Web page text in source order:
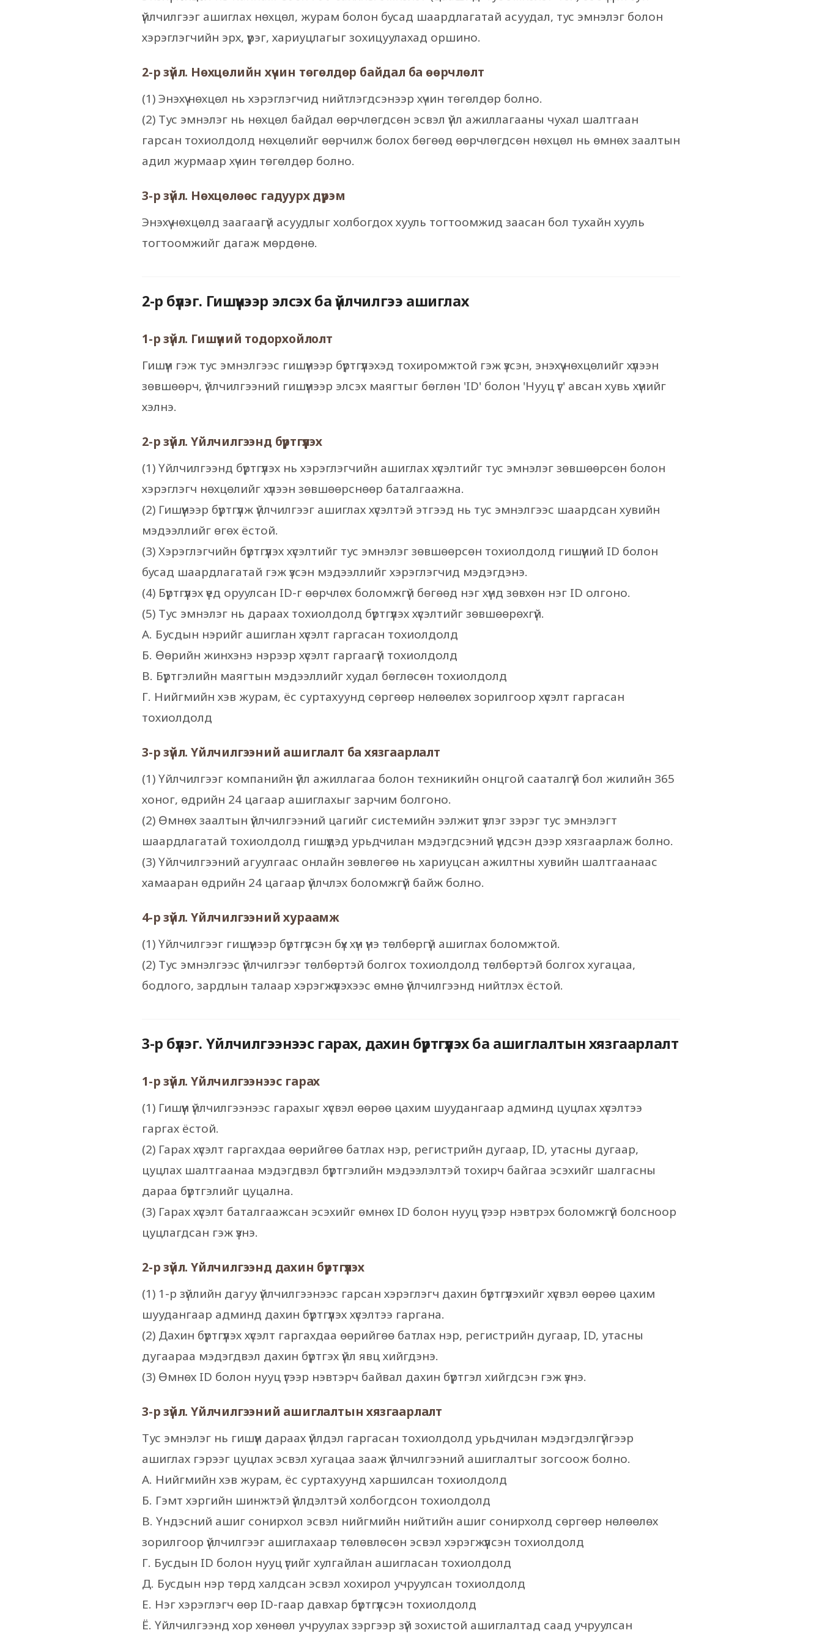
үйлчилгээг ашиглах нөхцөл, журам болон бусад шаардлагатай асуудал, тус эмнэлэг болон
хэрэглэгчийн эрх, үүрэг, хариуцлагыг зохицуулахад оршино.
2-р зүйл. Нөхцөлийн хүчин төгөлдөр байдал ба өөрчлөлт
(1) Энэхүү нөхцөл нь хэрэглэгчид нийтлэгдсэнээр хүчин төгөлдөр болно.
(2) Тус эмнэлэг нь нөхцөл байдал өөрчлөгдсөн эсвэл үйл ажиллагааны чухал шалтгаан
гарсан тохиолдолд нөхцөлийг өөрчилж болох бөгөөд өөрчлөгдсөн нөхцөл нь өмнөх заалтын
адил журмаар хүчин төгөлдөр болно.
3-р зүйл. Нөхцөлөөс гадуурх дүрэм
Энэхүү нөхцөлд заагаагүй асуудлыг холбогдох хууль тогтоомжид заасан бол тухайн хууль
тогтоомжийг дагаж мөрдөнө.
2-р бүлэг. Гишүүнээр элсэх ба үйлчилгээ ашиглах
1-р зүйл. Гишүүний тодорхойлолт
Гишүүн гэж тус эмнэлгээс гишүүнээр бүртгүүлэхэд тохиромжтой гэж үзсэн, энэхүү нөхцөлийг хүлээн
зөвшөөрч, үйлчилгээний гишүүнээр элсэх маягтыг бөглөн 'ID' болон 'Нууц үг' авсан хувь хүнийг
хэлнэ.
2-р зүйл. Үйлчилгээнд бүртгүүлэх
(1) Үйлчилгээнд бүртгүүлэх нь хэрэглэгчийн ашиглах хүсэлтийг тус эмнэлэг зөвшөөрсөн болон
хэрэглэгч нөхцөлийг хүлээн зөвшөөрснөөр баталгаажна.
(2) Гишүүнээр бүртгүүлж үйлчилгээг ашиглах хүсэлтэй этгээд нь тус эмнэлгээс шаардсан хувийн
мэдээллийг өгөх ёстой.
(3) Хэрэглэгчийн бүртгүүлэх хүсэлтийг тус эмнэлэг зөвшөөрсөн тохиолдолд гишүүний ID болон
бусад шаардлагатай гэж үзсэн мэдээллийг хэрэглэгчид мэдэгдэнэ.
(4) Бүртгүүлэх үед оруулсан ID-г өөрчлөх боломжгүй бөгөөд нэг хүнд зөвхөн нэг ID олгоно.
(5) Тус эмнэлэг нь дараах тохиолдолд бүртгүүлэх хүсэлтийг зөвшөөрөхгүй.
А. Бусдын нэрийг ашиглан хүсэлт гаргасан тохиолдолд
Б. Өөрийн жинхэнэ нэрээр хүсэлт гаргаагүй тохиолдолд
В. Бүртгэлийн маягтын мэдээллийг худал бөглөсөн тохиолдолд
Г. Нийгмийн хэв журам, ёс суртахуунд сөргөөр нөлөөлөх зорилгоор хүсэлт гаргасан
тохиолдолд
3-р зүйл. Үйлчилгээний ашиглалт ба хязгаарлалт
(1) Үйлчилгээг компанийн үйл ажиллагаа болон техникийн онцгой сааталгүй бол жилийн 365
хоног, өдрийн 24 цагаар ашиглахыг зарчим болгоно.
(2) Өмнөх заалтын үйлчилгээний цагийг системийн ээлжит үзлэг зэрэг тус эмнэлэгт
шаардлагатай тохиолдолд гишүүдэд урьдчилан мэдэгдсэний үндсэн дээр хязгаарлаж болно.
(3) Үйлчилгээний агуулгаас онлайн зөвлөгөө нь хариуцсан ажилтны хувийн шалтгаанаас
хамааран өдрийн 24 цагаар үйлчлэх боломжгүй байж болно.
4-р зүйл. Үйлчилгээний хураамж
(1) Үйлчилгээг гишүүнээр бүртгүүлсэн бүх хүн үнэ төлбөргүй ашиглах боломжтой.
(2) Тус эмнэлгээс үйлчилгээг төлбөртэй болгох тохиолдолд төлбөртэй болгох хугацаа,
бодлого, зардлын талаар хэрэгжүүлэхээс өмнө үйлчилгээнд нийтлэх ёстой.
3-р бүлэг. Үйлчилгээнээс гарах, дахин бүртгүүлэх ба ашиглалтын хязгаарлалт
1-р зүйл. Үйлчилгээнээс гарах
(1) Гишүүн үйлчилгээнээс гарахыг хүсвэл өөрөө цахим шуудангаар админд цуцлах хүсэлтээ
гаргах ёстой.
(2) Гарах хүсэлт гаргахдаа өөрийгөө батлах нэр, регистрийн дугаар, ID, утасны дугаар,
цуцлах шалтгаанаа мэдэгдвэл бүртгэлийн мэдээлэлтэй тохирч байгаа эсэхийг шалгасны
дараа бүртгэлийг цуцална.
(3) Гарах хүсэлт баталгаажсан эсэхийг өмнөх ID болон нууц үгээр нэвтрэх боломжгүй болсноор
цуцлагдсан гэж үзнэ.
2-р зүйл. Үйлчилгээнд дахин бүртгүүлэх
(1) 1-р зүйлийн дагуу үйлчилгээнээс гарсан хэрэглэгч дахин бүртгүүлэхийг хүсвэл өөрөө цахим
шуудангаар админд дахин бүртгүүлэх хүсэлтээ гаргана.
(2) Дахин бүртгүүлэх хүсэлт гаргахдаа өөрийгөө батлах нэр, регистрийн дугаар, ID, утасны
дугаараа мэдэгдвэл дахин бүртгэх үйл явц хийгдэнэ.
(3) Өмнөх ID болон нууц үгээр нэвтэрч байвал дахин бүртгэл хийгдсэн гэж үзнэ.
3-р зүйл. Үйлчилгээний ашиглалтын хязгаарлалт
Тус эмнэлэг нь гишүүн дараах үйлдэл гаргасан тохиолдолд урьдчилан мэдэгдэлгүйгээр
ашиглах гэрээг цуцлах эсвэл хугацаа зааж үйлчилгээний ашиглалтыг зогсоож болно.
А. Нийгмийн хэв журам, ёс суртахуунд харшилсан тохиолдолд
Б. Гэмт хэргийн шинжтэй үйлдэлтэй холбогдсон тохиолдолд
В. Үндэсний ашиг сонирхол эсвэл нийгмийн нийтийн ашиг сонирхолд сөргөөр нөлөөлөх
зорилгоор үйлчилгээг ашиглахаар төлөвлөсөн эсвэл хэрэгжүүлсэн тохиолдолд
Г. Бусдын ID болон нууц үгийг хулгайлан ашигласан тохиолдолд
Д. Бусдын нэр төрд халдсан эсвэл хохирол учруулсан тохиолдолд
Е. Нэг хэрэглэгч өөр ID-гаар давхар бүртгүүлсэн тохиолдолд
Ё. Үйлчилгээнд хор хөнөөл учруулах зэргээр зүй зохистой ашиглалтад саад учруулсан